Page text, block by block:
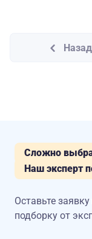
Назад
Сложно
Наш эксперт
Оставьте
подборку от